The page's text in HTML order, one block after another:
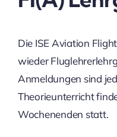
Die ISE Aviation
wieder
Anmeldungen sind
Theorieunterricht
Wochenenden statt.